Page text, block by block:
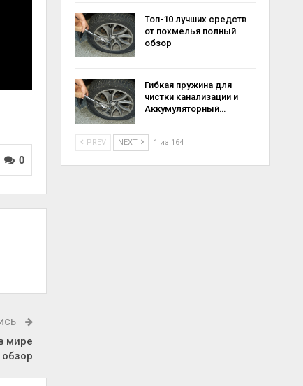
0
мире
Топ-10 лучших средств
от похмелья полный
обзор
Гибкая пружина для
чистки канализации и
Аккумуляторный…
PREV NEXT 1 из 164